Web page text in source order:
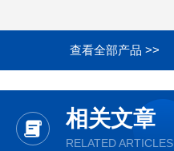
查看全部产品 >>
相关文章
RELATED ARTICLES